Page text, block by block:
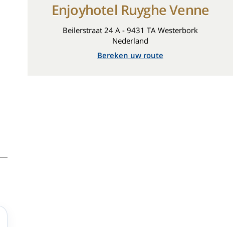
Enjoyhotel Ruyghe Venne
Beilerstraat 24 A - 9431 TA Westerbork
Nederland
Bereken uw route